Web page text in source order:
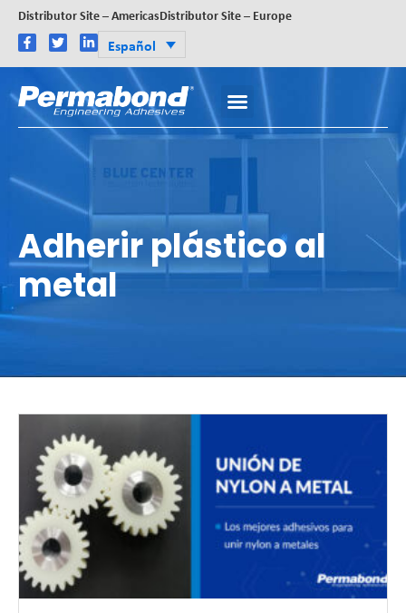
Distributor Site – AmericasDistributor Site – Europe
Español
Adherir plástico al
metal